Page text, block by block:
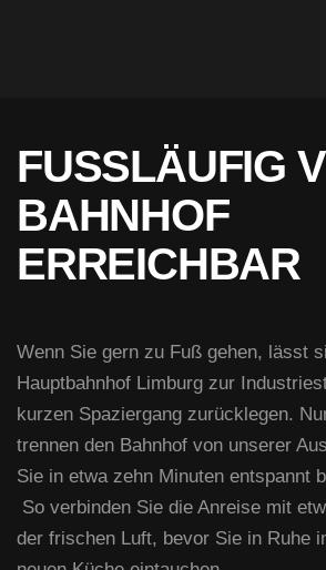
FUSSLÄUFIG
AHNHOF E
RREICHBAR
Wenn Sie gern zu Fuß gehen, lässt
Hauptbahnhof Limburg zur
kurzen Spaziergang zurücklegen.
trennen den Bahnhof von unserer
Sie in etwa zehn Minuten entspannt
So verbinden Sie die Anreise mit
der frischen Luft, bevor Sie in Ruhe